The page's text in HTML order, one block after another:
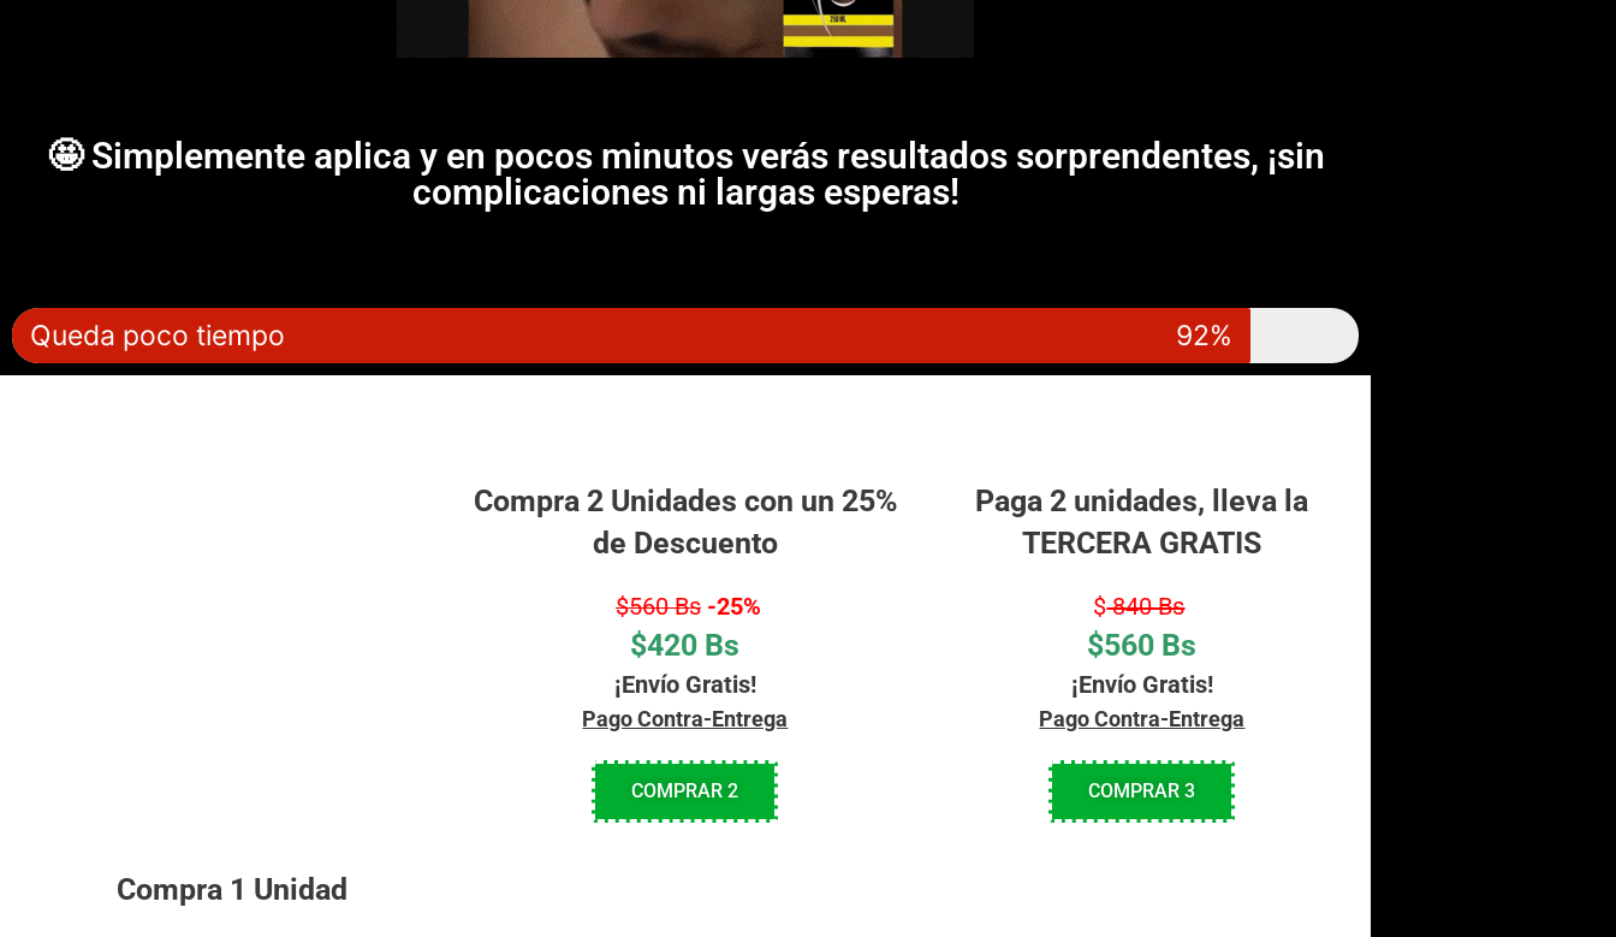
🤩 Simplemente aplica y en pocos minutos verás resultados sorprendentes, ¡sin
complicaciones ni largas esperas!
Queda poco tiempo 92%
Compra 1 Unidad
Compra 2 Unidades con un 25%
de Descuento
$560 Bs -25%
$420 Bs
¡Envío Gratis!
Pago Contra-Entrega
COMPRAR 2
Paga 2 unidades, lleva la
TERCERA GRATIS
$840 Bs
$560 Bs
¡Envío Gratis!
Pago Contra-Entrega
COMPRAR 3